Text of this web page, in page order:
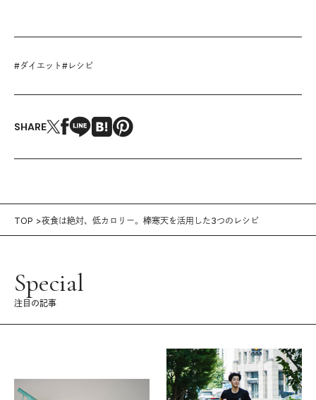
#ダイエット # レシピ
SHARE
TOP 夜食は絶対、低カロリー。棒寒天を活用した3つのレシピ
Special
注目の記事